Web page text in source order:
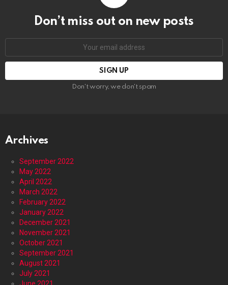
Don’t miss out on new posts
Don't worry, we don't spam
Archives
September 2022
May 2022
April 2022
March 2022
February 2022
January 2022
December 2021
November 2021
October 2021
September 2021
August 2021
July 2021